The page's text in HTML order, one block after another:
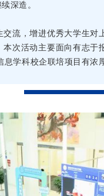
深造。
流，增进优秀大学生对
次活动主要面向有志于
学科校企联培项目有浓